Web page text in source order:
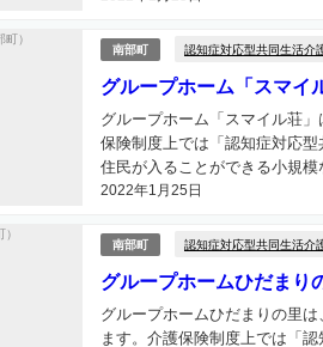
南部町 認知症対応型共同生活介
グループホーム「スマイ
2022年1月25日
グループホーム「スマイル荘
保険制度上では「認知症対応
住民が入ることができる小規
南部町 認知症対応型共同生活介
グループホームひだまり
グループホームひだまりの里
ます。介護保険制度上では「